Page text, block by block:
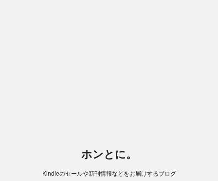
ホンとに。
Kindleのセールや新刊情報などをお届けするブログ